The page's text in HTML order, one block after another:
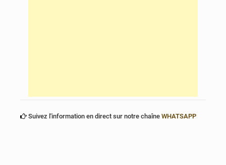
Suivez l'information en direct sur notre chaîne WHATSAPP